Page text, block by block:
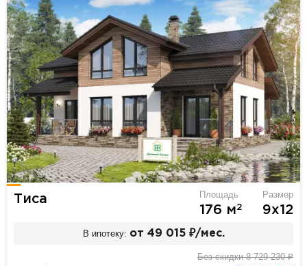
Тиса Площадь
176 м2
Размер
9х12
В ипотеку: от 49 015 ₽/мес.
Без скидки 8 729 230 ₽